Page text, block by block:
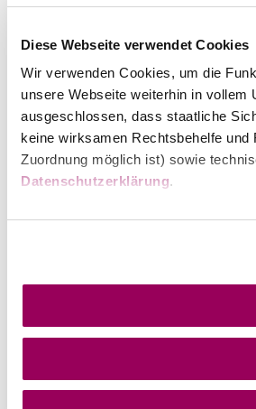
Diese Webseite verwendet Cookies
Wir verwenden Cookies, um die
unsere Webseite weiterhin in
ausgeschlossen, dass staatliche
keine wirksamen Rechtsbehelfe
Zuordnung möglich ist) sowie
Datenschutzerklärung.